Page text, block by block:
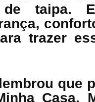
taipa.
trazer
que
Casa,